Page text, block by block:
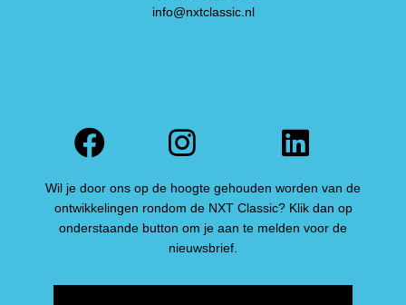
info@nxtclassic.nl
FacebookInstagram
Wil je door ons op de hoogte gehouden worden van de
ontwikkelingen rondom de NXT Classic? Klik dan op
onderstaande button om je aan te melden voor de
nieuwsbrief.